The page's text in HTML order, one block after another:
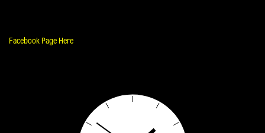
Facebook Page Here